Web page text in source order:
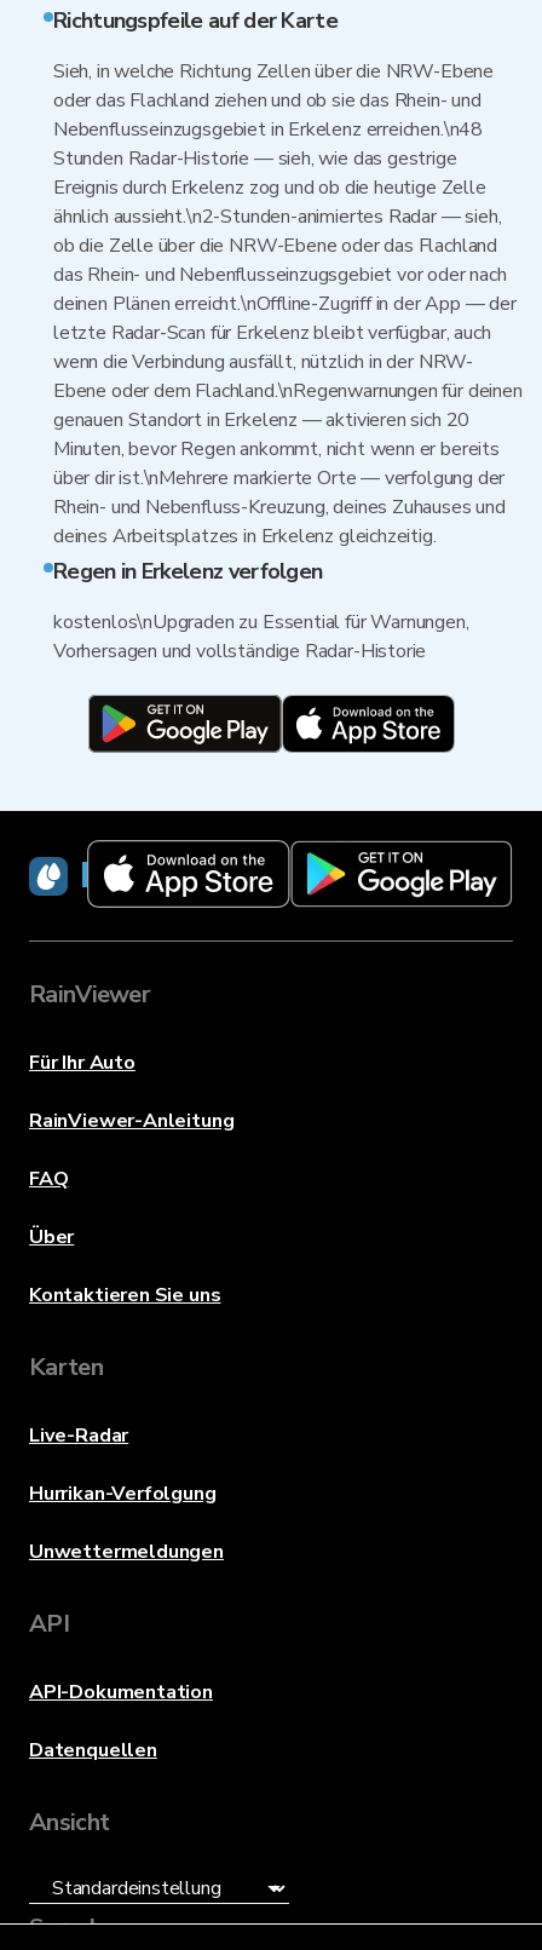
Richtungspfeile auf der Karte
Sieh, in welche Richtung Zellen über die NRW-Ebene
oder das Flachland ziehen und ob sie das Rhein- und
Nebenflusseinzugsgebiet in Erkelenz erreichen.\n48
Stunden Radar-Historie — sieh, wie das gestrige
Ereignis durch Erkelenz zog und ob die heutige Zelle
ähnlich aussieht.\n2-Stunden-animiertes Radar — sieh,
ob die Zelle über die NRW-Ebene oder das Flachland
das Rhein- und Nebenflusseinzugsgebiet vor oder nach
deinen Plänen erreicht.\nOffline-Zugriff in der App — der
letzte Radar-Scan für Erkelenz bleibt verfügbar, auch
wenn die Verbindung ausfällt, nützlich in der NRW-
Ebene oder dem Flachland.\nRegenwarnungen für deinen
genauen Standort in Erkelenz — aktivieren sich 20
Minuten, bevor Regen ankommt, nicht wenn er bereits
über dir ist.\nMehrere markierte Orte — verfolgung der
Rhein- und Nebenfluss-Kreuzung, deines Zuhauses und
deines Arbeitsplatzes in Erkelenz gleichzeitig.
Regen in Erkelenz verfolgen
kostenlos\nUpgraden zu Essential für Warnungen,
Vorhersagen und vollständige Radar-Historie
RainViewer
RainViewer
Für Ihr Auto
RainViewer-Anleitung
FAQ
Über
Kontaktieren Sie uns
Karten
Live-Radar
Hurrikan-Verfolgung
Unwettermeldungen
API
API-Dokumentation
Datenquellen
Ansicht
Sprache